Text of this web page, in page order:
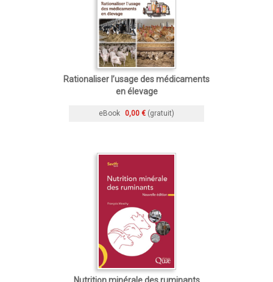
Rationaliser l’usage des médicaments
en élevage
eBook 0,00 € (gratuit)